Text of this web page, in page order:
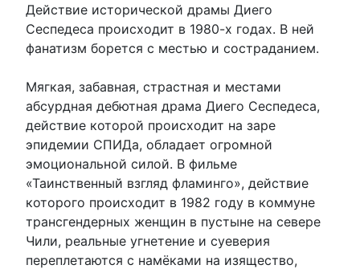
Действие исторической драмы Диего
Сеспедеса происходит в 1980-х годах. В ней
фанатизм борется с местью и состраданием.
Мягкая, забавная, страстная и местами
абсурдная дебютная драма Диего Сеспедеса,
действие которой происходит на заре
эпидемии СПИДа, обладает огромной
эмоциональной силой. В фильме
«Таинственный взгляд фламинго», действие
которого происходит в 1982 году в коммуне
трансгендерных женщин в пустыне на севере
Чили, реальные угнетение и суеверия
переплетаются с намёками на изящество,